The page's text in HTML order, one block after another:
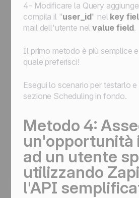
4- Modificare la Query
compila il "user_id" nel key
mail dell'utente nelvalue field.
Il primo metodo è più semplice
quale preferisci!
Esegui lo scenario per testarlo
sezione Scheduling in fondo.
Metodo 4:
un'opportunità
ad un utente
utilizzando
l'API